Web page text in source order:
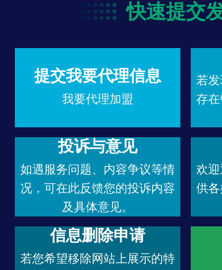
快速提交
提交我要代理信息
我要代理加盟
若
存
投诉与意见
如遇服务问题、内容争议等情
况，可在此反馈您的投诉内容
及具体意见。
欢
供
信息删除申请
若您希望移除网站上展示的特